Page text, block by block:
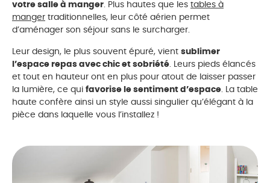
votre salle à manger. Plus hautes que les tables à
manger traditionnelles, leur côté aérien permet
d’aménager son séjour sans le surcharger.
Leur design, le plus souvent épuré, vient sublimer
l’espace repas avec chic et sobriété . Leurs pieds élancés
et tout en hauteur ont en plus pour atout de laisser passer
la lumière, ce qui favorise le sentiment d’espace . La table
haute confère ainsi un style aussi singulier qu’élégant à la
pièce dans laquelle vous l’installez !